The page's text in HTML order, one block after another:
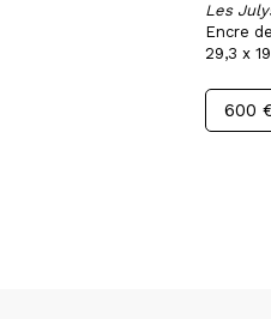
Les
Encre
29,3 x
600